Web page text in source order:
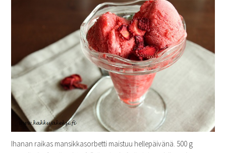
Ihanan raikas mansikkasorbetti maistuu hellepäivänä. 500 g